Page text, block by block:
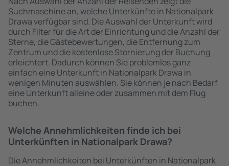
Suchmaschine an, welche Unterkünfte in Nationalpark
Drawa verfügbar sind. Die Auswahl der Unterkunft wird
durch Filter für die Art der Einrichtung und die Anzahl der
Sterne, die Gästebewertungen, die Entfernung zum
Zentrum und die kostenlose Stornierung der Buchung
erleichtert. Dadurch können Sie problemlos ganz
einfach eine Unterkunft in Nationalpark Drawa in
wenigen Minuten auswählen. Sie können je nach Bedarf
eine Unterkunft alleine oder zusammen mit dem Flug
buchen.
Welche Annehmlichkeiten finde ich bei
Unterkünften in Nationalpark Drawa?
Die Annehmlichkeiten bei Unterkünften in Nationalpark